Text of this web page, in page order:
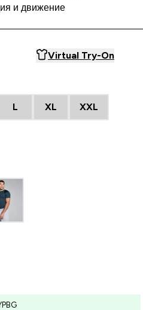
и движение
Virtual Try-On
L XL XXL